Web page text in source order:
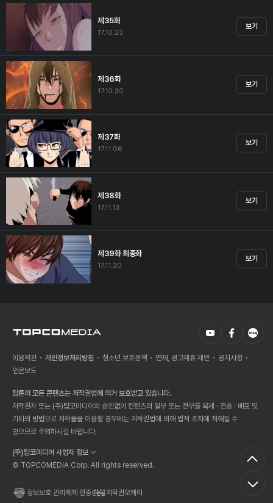
제35화
17.10.23
보기
제36화
17.10.30
보기
제37화
17.11.06
보기
제38화
17.11.13
보기
제39화 최종화
17.11.20
보기
이용약관 개인정보처리방침 청소년 보호정책 연재, 광고제휴 제안
공지사항
언론보도
탑툰의 모든 콘텐츠는 저작권법에 의거 보호받고 있습니다.
저작권자 또는 (주)탑코미디어의 승인없이 컨텐츠의 일부 또는 전부를 복제 · 전송 · 배포 및
기타의 방법으로 저작물을 이용할 경우에는 저작권법에 의해 법적 조치에 처해질 수
있으므로 주의하시길 바랍니다.
(주)탑코미디어 사업자 정보
© TOPCOMEDIA Corp. All rights reserved.
정보보호 관리체계 인증 저작권오케이